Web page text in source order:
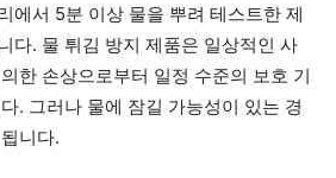
에서 5분 이상 물을 뿌려 테스트한 제
다. 물 튀김 방지 제품은 일상적인 사
한 손상으로부터 일정 수준의 보호 기
. 그러나 물에 잠길 가능성이 있는 경
니다.